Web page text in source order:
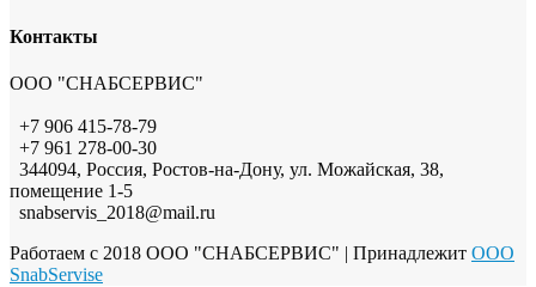
Контакты
ООО "СНАБСЕРВИС"
+7 906 415-78-79
+7 961 278-00-30
344094, Россия, Ростов-на-Дону, ул. Можайская, 38,
помещение 1-5
snabservis_2018@mail.ru
Работаем с 2018 ООО "СНАБСЕРВИС" | Принадлежит OOO
SnabServise